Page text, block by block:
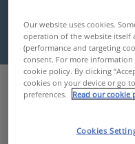
Les entreprises qui
RH ne se limitent pas
recherchent
au sein de la
qui vise une gestion
Our website uses cookies.
operation of the website itself
(performance and targeting
consent. For more
cookie policy. By clicking
cookies on your device or go
preferences.
Read our cookie
Cookies